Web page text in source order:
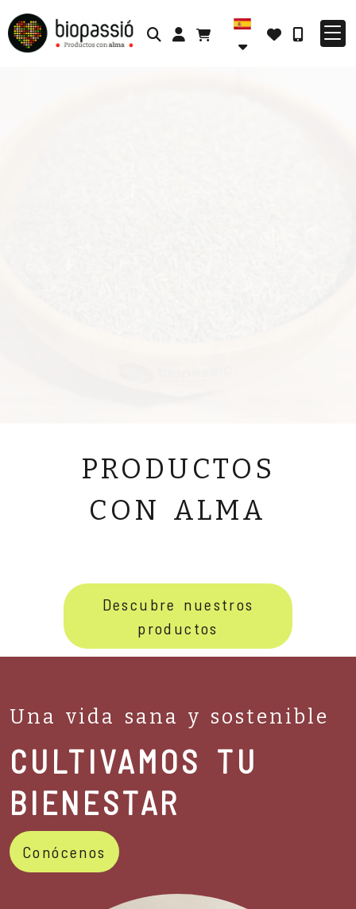
Identifícate
TIENDA ECOLÓGICA
PRODUCTOS
CON ALMA
Descubre nuestros
productos
Una vida sana y sostenible
CULTIVAMOS TU
BIENESTAR
Conócenos